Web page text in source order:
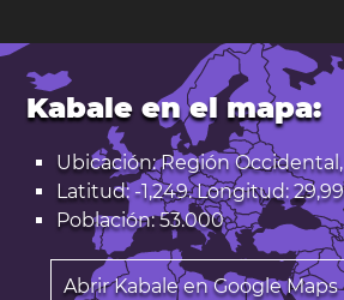
Kabale en el mapa:
Ubicación: Región
Latitud: -1,249. Longitud:
Población: 53.000
Abrir Kabale en Google Maps